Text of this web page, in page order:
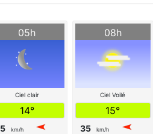
05h
Ciel clair
14°
km/h
08h
Ciel Voilé
15°
35 km/h